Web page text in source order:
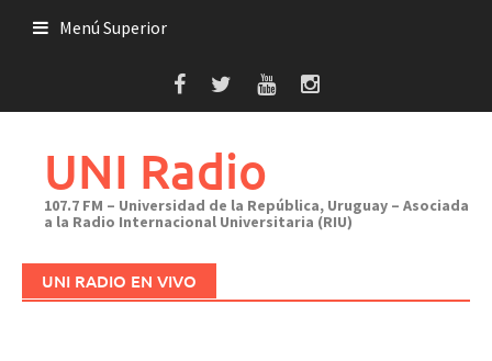
Menú Superior
UNI Radio
107.7 FM – Universidad de la República, Uruguay – Asociada
a la Radio Internacional Universitaria (RIU)
UNI RADIO EN VIVO